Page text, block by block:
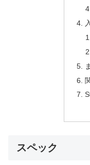
スペック